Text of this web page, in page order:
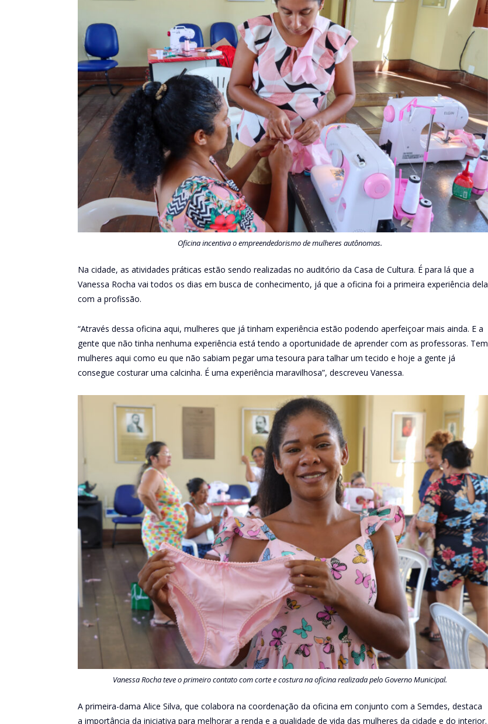
Oficina incentiva o empreendedorismo de mulheres autônomas.
Na cidade, as atividades práticas estão sendo realizadas no auditório da Casa de Cultura. É para lá que a
Vanessa Rocha vai todos os dias em busca de conhecimento, já que a oficina foi a primeira experiência dela
com a profissão.
“Através dessa oficina aqui, mulheres que já tinham experiência estão podendo aperfeiçoar mais ainda. E a
gente que não tinha nenhuma experiência está tendo a oportunidade de aprender com as professoras. Tem
mulheres aqui como eu que não sabiam pegar uma tesoura para talhar um tecido e hoje a gente já
consegue costurar uma calcinha. É uma experiência maravilhosa”, descreveu Vanessa.
Vanessa Rocha teve o primeiro contato com corte e costura na oficina realizada pelo Governo Municipal.
A primeira-dama Alice Silva, que colabora na coordenação da oficina em conjunto com a Semdes, destaca
a importância da iniciativa para melhorar a renda e a qualidade de vida das mulheres da cidade e do interior.